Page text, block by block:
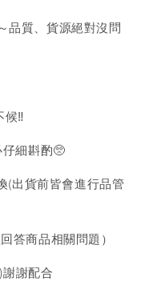
品質、貨源絕對沒問
候‼️
細斟酌🥺
(出貨前皆會進行品管
答商品相關問題）
謝謝配合